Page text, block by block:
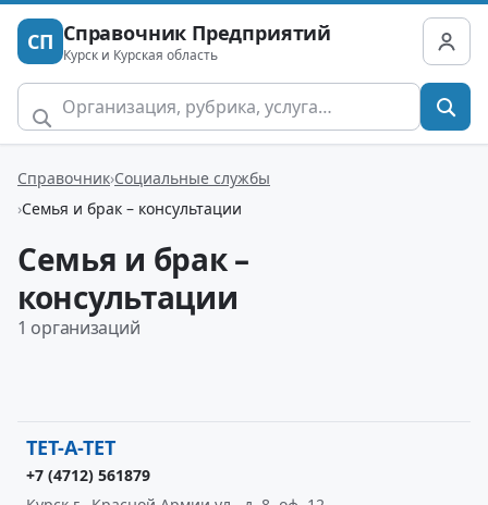
СП Справочник Предприятий
Курск и Курская область
Справочник Социальные службы
Семья и брак – консультации
Семья и брак –
консультации
1 организаций
ТЕТ-А-ТЕТ
+7 (4712) 561879